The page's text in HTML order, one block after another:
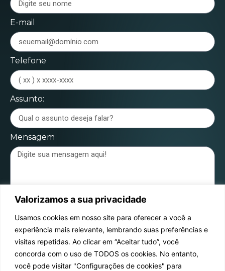
Valorizamos a sua privacidade
Usamos cookies em nosso site para oferecer a você a
experiência mais relevante, lembrando suas preferências e
visitas repetidas. Ao clicar em “Aceitar tudo”, você
concorda com o uso de TODOS os cookies. No entanto,
você pode visitar "Configurações de cookies" para
E-mail
Telefone
Assunto:
Mensagem